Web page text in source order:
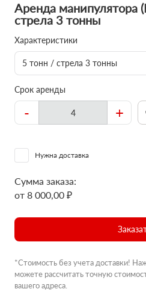
Аренда манипулятора
стрела 3 тонны
Характеристики
5 тонн / стрела 3 тонны
Срок аренды
- +
Нужна доставка
Сумма заказа:
от 8 000,00 ₽
*Стоимость без учета доставки!
можете рассчитать точную
вашего адреса.